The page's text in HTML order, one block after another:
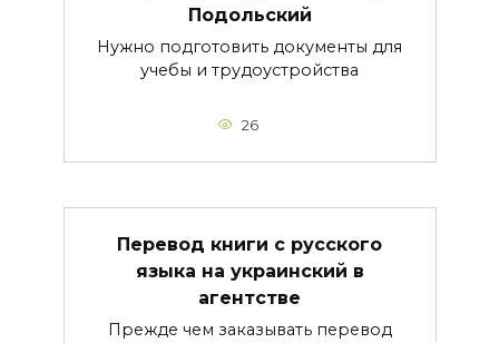
Подольский
Нужно подготовить документы для
учебы и трудоустройства
26
Перевод книги с русского
языка на украинский в
агентстве
Прежде чем заказывать перевод